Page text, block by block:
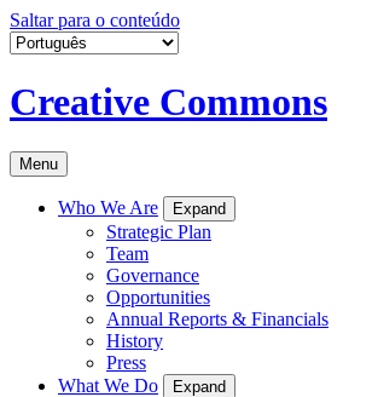
Saltar para o conteúdo
Creative Commons
Menu
Who We Are Expand
Strategic Plan
Team
Governance
Opportunities
Annual Reports & Financials
History
Press
What We Do
Expand